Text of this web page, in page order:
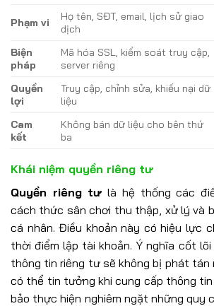
Phạm vi
Họ tên, SĐT, email, lịch sử giao
dịch
Biện
pháp
Mã hóa SSL, kiểm soát truy cập,
server riêng
Quyền
lợi
Truy cập, chỉnh sửa, khiếu nại dữ
liệu
Cam
kết
Không bán dữ liệu cho bên thứ
ba
Khái niệm quyền riêng tư
Quyền riêng tư là hệ thống các
cách thức sân chơi thu thập, xử lý và
cá nhân. Điều khoản này có hiệu lực
thời điểm lập tài khoản. Ý nghĩa cốt
thông tin riêng tư sẽ không bị phát tán
có thể tin tưởng khi cung cấp thông
bảo thực hiện nghiêm ngặt những quy